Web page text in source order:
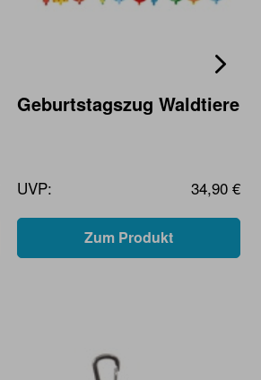
Geburtstagszug Waldtiere
UVP: 34,90 €
Zum Produkt